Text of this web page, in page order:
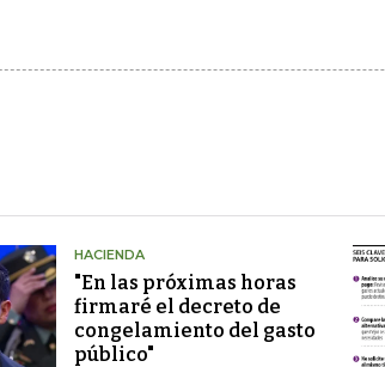
HACIENDA
"En las próximas horas
firmaré el decreto de
congelamiento del gasto
público"